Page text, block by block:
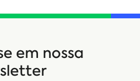
em nossa